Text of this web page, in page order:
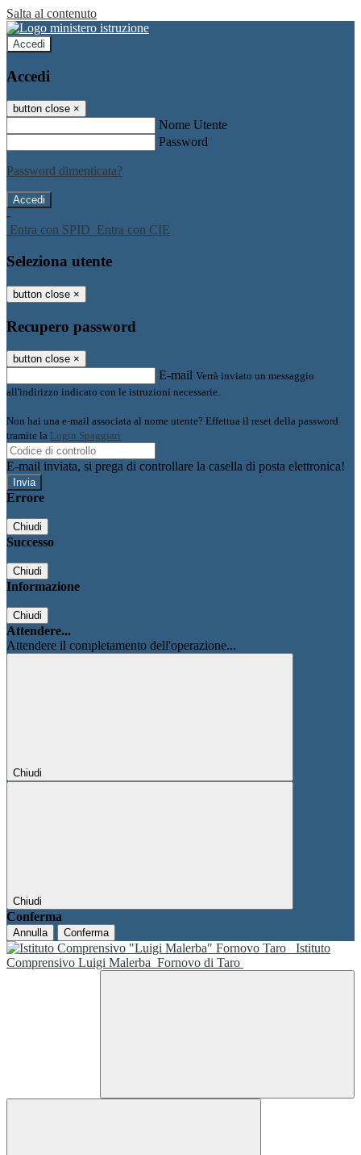
Salta al contenuto
Accedi
Accedi
button close ×
Nome Utente
Password
Password dimenticata?
-
Entra con SPID Entra con CIE
Seleziona utente
button close ×
Recupero password
button close ×
E-mail Verrà inviato un messaggio
all'indirizzo indicato con le istruzioni necessarie.
Non hai una e-mail associata al nome utente? Effettua il reset della password
tramite la Login Spaggiari
E-mail inviata, si prega di controllare la casella di posta elettronica!
Errore
Chiudi
Successo
Chiudi
Informazione
Chiudi
Attendere...
Attendere il completamento dell'operazione...
Chiudi
Chiudi
Conferma
Annulla Conferma
Istituto
Comprensivo Luigi Malerba Fornovo di Taro